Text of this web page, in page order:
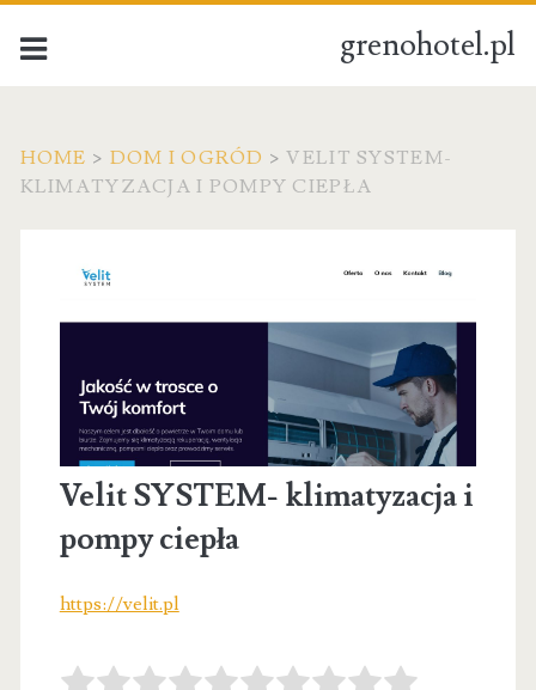
grenohotel.pl
HOME > DOM I OGRÓD >VELIT SYSTEM-
KLIMATYZACJA I POMPY CIEPŁA
Velit SYSTEM- klimatyzacja i
pompy ciepła
https://velit.pl